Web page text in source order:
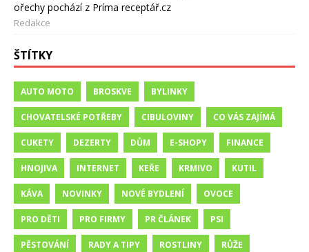
ořechy pochází z Príma receptář.cz
Redakce
ŠTÍTKY
AUTO MOTO BROSKVE BYLINKY
CHOVATELSKÉ POTŘEBY CIBULOVINY CO VÁS ZAJÍMÁ
CUKETY DEZERTY DŮM E-SHOPY FINANCE
HNOJIVA INTERNET KEŘE KRMIVO KUTIL
KÁVA NOVINKY NOVÉ BYDLENÍ OVOCE
PRO DĚTI PRO FIRMY PR ČLÁNEK PSI
PĚSTOVÁNÍ RADY A TIPY ROSTLINY RŮŽE